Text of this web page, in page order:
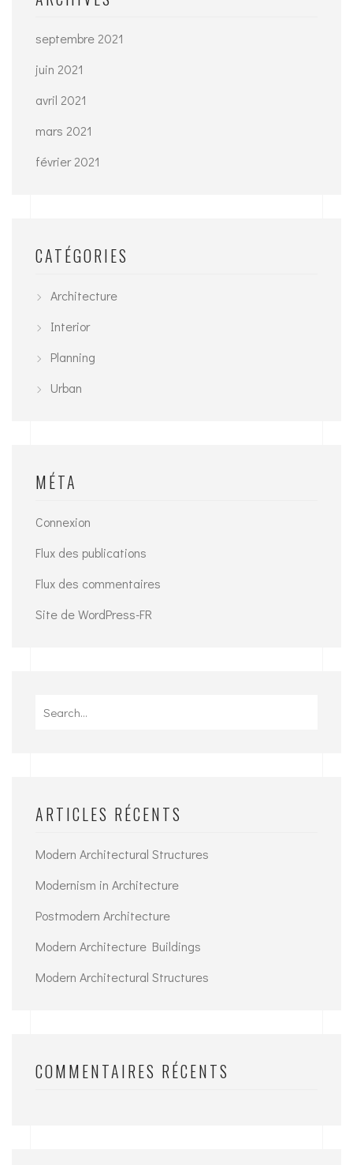
septembre 2021
juin 2021
avril 2021
mars 2021
février 2021
CATÉGORIES
Architecture
Interior
Planning
Urban
MÉTA
Connexion
Flux des publications
Flux des commentaires
Site de WordPress-FR
ARTICLES RÉCENTS
Modern Architectural Structures
Modernism in Architecture
Postmodern Architecture
Modern Architecture Buildings
Modern Architectural Structures
COMMENTAIRES RÉCENTS